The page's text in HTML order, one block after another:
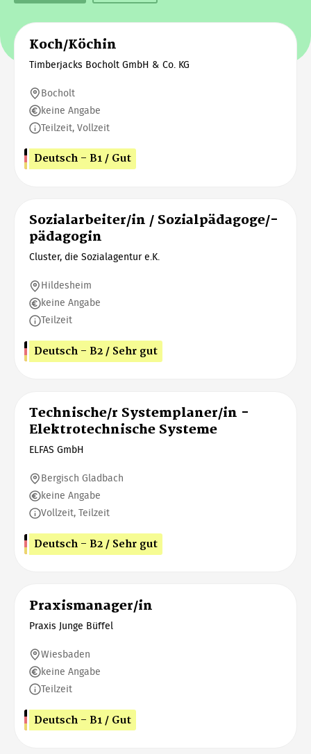
Koch/Köchin
Timberjacks Bocholt GmbH & Co. KG
Bocholt
keine Angabe
Teilzeit, Vollzeit
Deutsch - B1 / Gut
Sozialarbeiter/in / Sozialpädagoge/-
pädagogin
Cluster, die Sozialagentur e.K.
Hildesheim
keine Angabe
Teilzeit
Deutsch - B2 / Sehr gut
Technische/r Systemplaner/in -
Elektrotechnische Systeme
ELFAS GmbH
Bergisch Gladbach
keine Angabe
Vollzeit, Teilzeit
Deutsch - B2 / Sehr gut
Praxismanager/in
Praxis Junge Büffel
Wiesbaden
keine Angabe
Teilzeit
Deutsch - B1 / Gut